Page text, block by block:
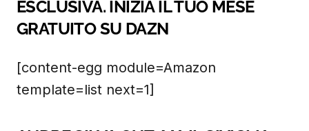
ESCLUSIVA. INIZIA IL TUO MESE
GRATUITO SU DAZN
[content-egg module=Amazon
template=list next=1]